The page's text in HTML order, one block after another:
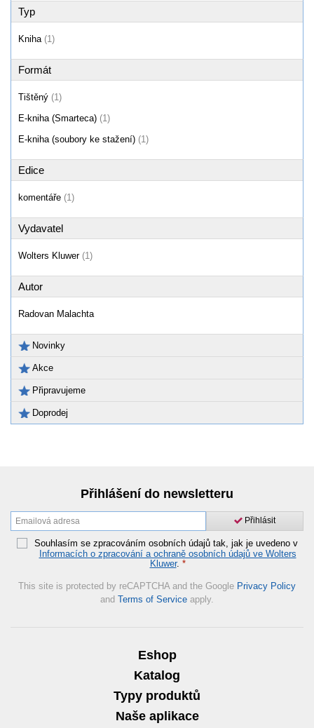
Typ
Kniha (1)
Formát
Tištěný (1)
E-kniha (Smarteca) (1)
E-kniha (soubory ke stažení) (1)
Edice
komentáře (1)
Vydavatel
Wolters Kluwer (1)
Autor
Radovan Malachta
Novinky
Akce
Připravujeme
Doprodej
Přihlášení do newsletteru
Přihlásit
Souhlasím se zpracováním osobních údajů tak, jak je uvedeno v
Informacích o zpracování a ochraně osobních údajů ve Wolters
Kluwer. *
This site is protected by reCAPTCHA and the Google Privacy Policy
and Terms of Service apply.
Eshop
Katalog
Typy produktů
Naše aplikace